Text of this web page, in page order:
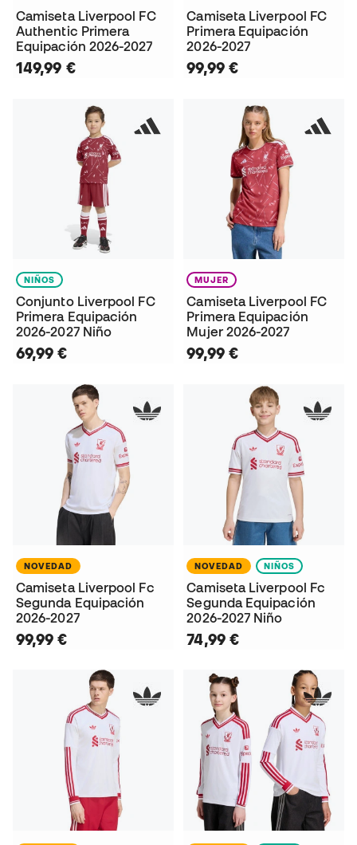
Camiseta Liverpool FC
Authentic Primera
Equipación 2026-2027
149,99 €
Camiseta Liverpool FC
Primera Equipación
2026-2027
99,99 €
NIÑOS
Conjunto Liverpool FC
Primera Equipación
2026-2027 Niño
69,99 €
MUJER
Camiseta Liverpool FC
Primera Equipación
Mujer 2026-2027
99,99 €
NOVEDAD
Camiseta Liverpool Fc
Segunda Equipación
2026-2027
99,99 €
NOVEDAD NIÑOS
Camiseta Liverpool Fc
Segunda Equipación
2026-2027 Niño
74,99 €